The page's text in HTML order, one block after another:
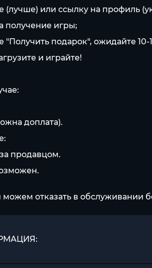
(лучше) или ссылку на профиль
получение игры;
подарок", ожидайте 10-
и играйте!
доплата).
продавцом.
отказать в обслуживании